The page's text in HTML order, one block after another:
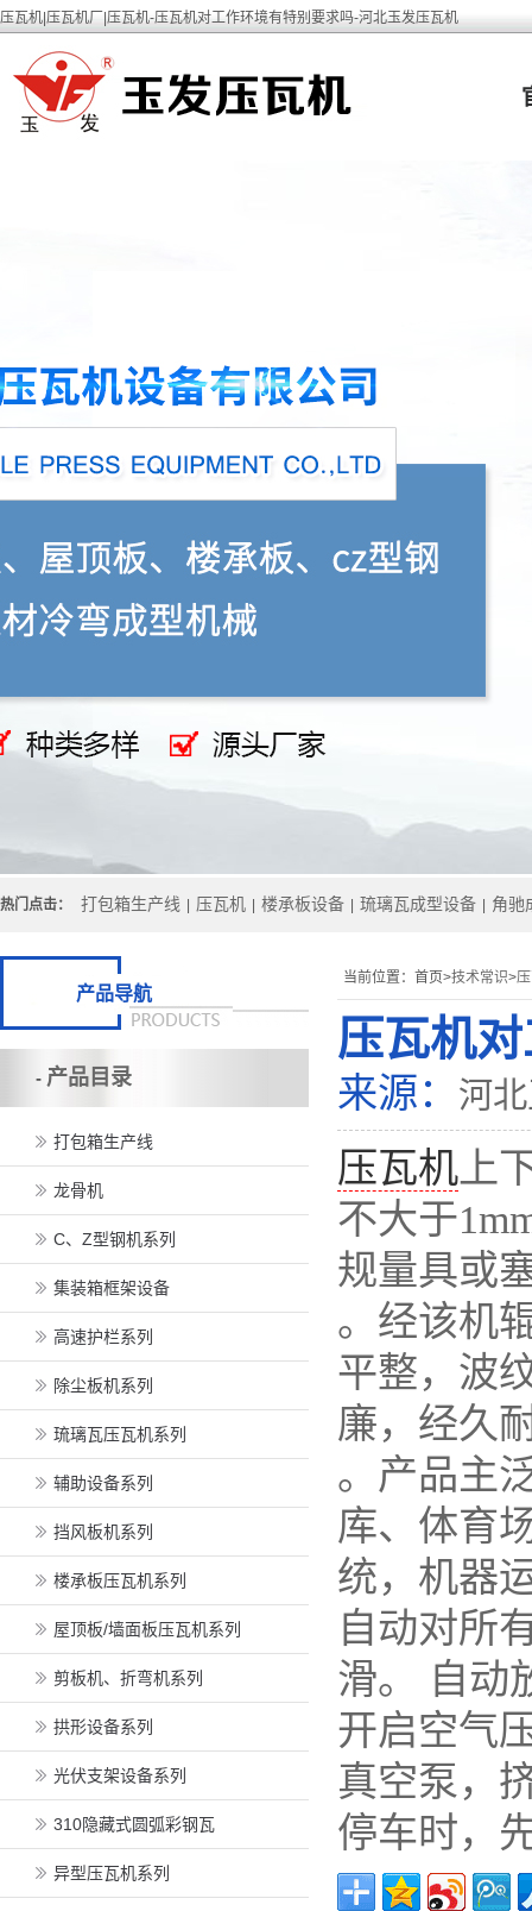
压瓦机|压瓦机厂|压瓦机-压瓦机对工作环境有特别要求吗-河北玉发压瓦机
热门点击： 打包箱生产线 压瓦机 楼承板设备 琉璃瓦成型设备 角驰
当前位置： 首页>技术常识>
压瓦机
来源： 河
压瓦机 上
不大于
规量具或
。经该机
平整，波
廉，经久
。产品主
库、体育
统，机器
自动对所
滑。 自动
开启空气
真空泵，
停车时，
产品导航
- 产品目录
打包箱生产线
龙骨机
C、Z型钢机系列
集装箱框架设备
高速护栏系列
除尘板机系列
琉璃瓦压瓦机系列
辅助设备系列
挡风板机系列
楼承板压瓦机系列
屋顶板/墙面板压瓦机系列
剪板机、折弯机系列
拱形设备系列
光伏支架设备系列
310隐藏式圆弧彩钢瓦
异型压瓦机系列